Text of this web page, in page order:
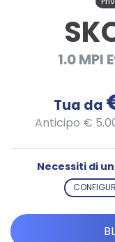
1.0 MPI
Tua da
Anticipo €
Necessiti di